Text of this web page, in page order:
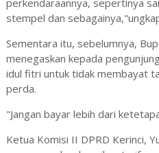
perkendaraannya, sepertinya
stempel dan
Sementara itu, sebelumnya,
menegaskan kepada
idul fitri untuk tidak membayat
perda.
"Jangan bayar lebih dari
Ketua Komisi II DPRD Kerinci,